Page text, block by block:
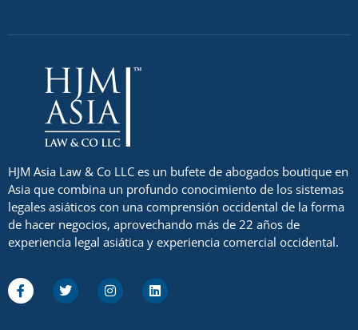
HJM Asia Law & Co LLC es un bufete de abogados boutique en
Asia que combina un profundo conocimiento de los sistemas
legales asiáticos con una comprensión occidental de la forma
de hacer negocios, aprovechando más de 22 años de
experiencia legal asiática y experiencia comercial occidental.